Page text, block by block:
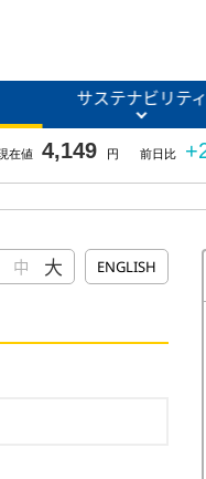
サステナビリティ
中 大 ENGLISH